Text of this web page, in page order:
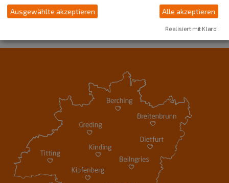
Ausgewählte akzeptieren Alle akzeptieren
Realisiert mit Klaro!